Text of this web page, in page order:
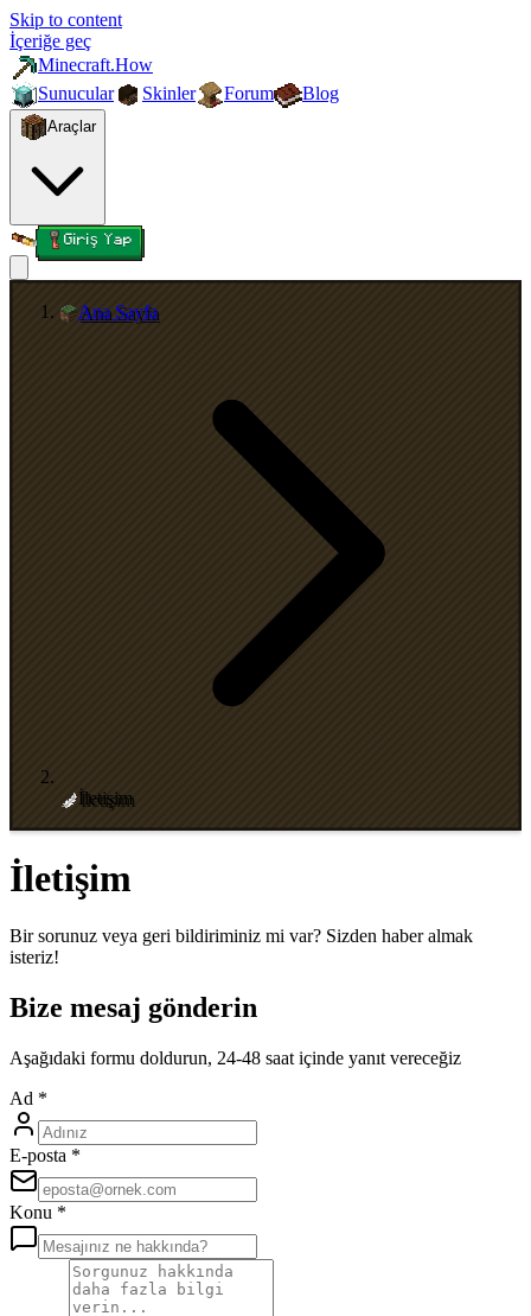
Skip to content
İçeriğe geç
Minecraft.How
Sunucular
Skinler Forum Blog
Araçlar
Giriş Yap
Ana Sayfa
İletişim
İletişim
Bir sorunuz veya geri bildiriminiz mi var? Sizden haber almak
isteriz!
Bize mesaj gönderin
Aşağıdaki formu doldurun, 24-48 saat içinde yanıt vereceğiz
Ad *
E-posta *
Konu *